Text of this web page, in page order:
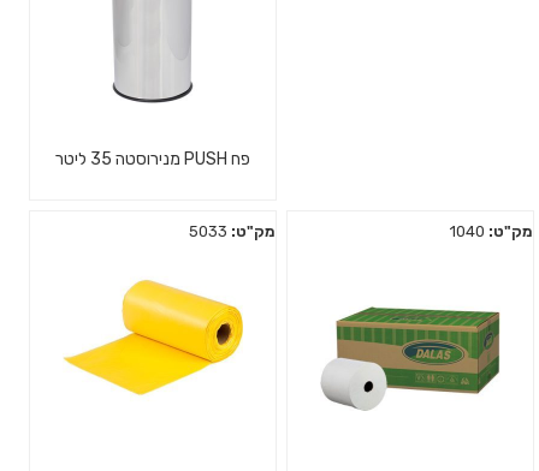
פח PUSH מנירוסטה 35 ליטר
מק"ט: מק"ט: